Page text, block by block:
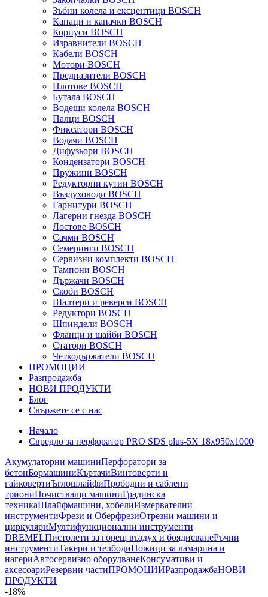
Зъбни колела и ексцентици BOSCH
Капаци и капачки BOSCH
Корпуси BOSCH
Изравнители BOSCH
Кабели BOSCH
Мотори BOSCH
Предпазители BOSCH
Плотове BOSCH
Бутала BOSCH
Водещи колела BOSCH
Палци BOSCH
Фиксатори BOSCH
Водачи BOSCH
Дифузьори BOSCH
Кондензатори BOSCH
Пружини BOSCH
Редукторни кутии BOSCH
Въздуховоди BOSCH
Гарнитури BOSCH
Лагерни гнезда BOSCH
Лостове BOSCH
Сачми BOSCH
Семеринги BOSCH
Сервизни комплекти BOSCH
Тампони BOSCH
Държачи BOSCH
Скоби BOSCH
Шалтери и реверси BOSCH
Редуктори BOSCH
Шпиндели BOSCH
Фланци и шайби BOSCH
Статори BOSCH
Четкодържатели BOSCH
ПРОМОЦИИ
Разпродажба
НОВИ ПРОДУКТИ
Блог
Свържете се с нас
Начало
Свредло за перфоратор PRO SDS plus-5X 18x950x1000
Акумулаторни машиниПерфоратори за
бетонБормашиниКъртачиВинтоверти и
гайковертиЪглошлайфиПрободни и саблени
триониПочистващи машиниГрадинска
техникаШлайфмашини, хобелиИзмервателни
инструментиФрези и ОберфрезиОтрезни машини и
циркуляриМултифункционални инструменти
DREMELПистолети за горещ въздух и боядисванеРъчни
инструментиТакери и телбодиНожици за ламарина и
нагериАвтосервизно оборудванеКонсумативи и
аксесоариРезервни частиПРОМОЦИИРазпродажбаНОВИ
ПРОДУКТИ
-18%